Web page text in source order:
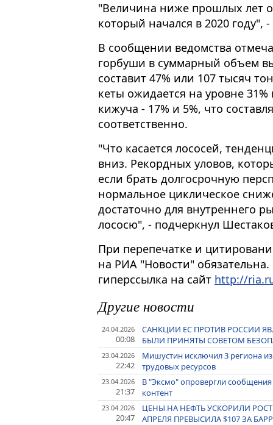
"Величина ниже прошлых лет
который начался в 2020 году",
В сообщении ведомства
горбуши в суммарный объем
составит 47% или 107 тысяч
кеты ожидается на уровне
кижуча - 17% и 5%, что
соответственно.
"Что касается лососей,
вниз. Рекордных уловов,
если брать долгосрочную
нормальное циклическое
достаточно для внутреннего
лососю", - подчеркнул
При перепечатке и
на РИА "Новости"
гиперссылка на сайт http://
Другие новости
24.04.2026
00:08
САНКЦИИ ЕС ПРОТИВ РОССИИ
БЫЛИ ПРИНЯТЫ СОВЕТОМ
23.04.2026
22:42
Мишустин исключил 3 региона
трудовых ресурсов
23.04.2026
21:37
В "Эксмо" опровергли
контент
23.04.2026
20:47
ЦЕНЫ НА НЕФТЬ УСКОРИЛИ РОСТ
АПРЕЛЯ ПРЕВЫСИЛА $107 ЗА